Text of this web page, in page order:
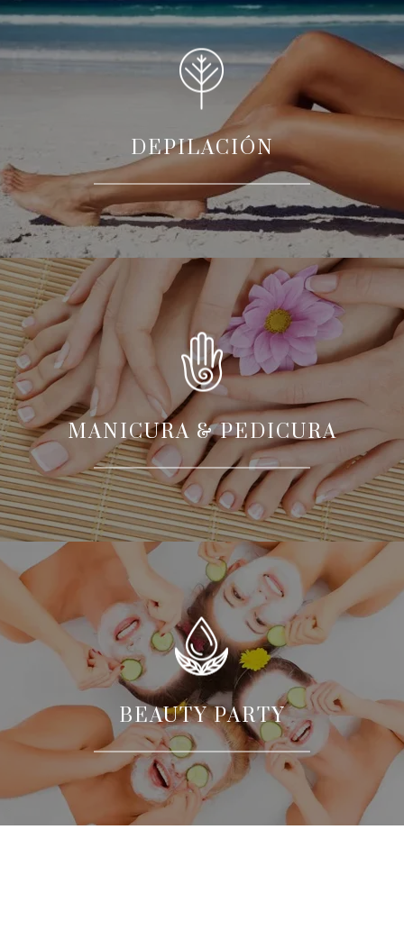
DEPILACIÓN
MANICURA & PEDICURA
BEAUTY PARTY